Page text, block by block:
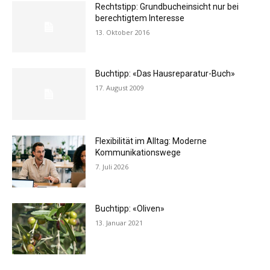
Rechtstipp: Grundbucheinsicht nur bei
berechtigtem Interesse
13. Oktober 2016
Buchtipp: «Das Hausreparatur-Buch»
17. August 2009
Flexibilität im Alltag: Moderne
Kommunikationswege
7. Juli 2026
Buchtipp: «Oliven»
13. Januar 2021